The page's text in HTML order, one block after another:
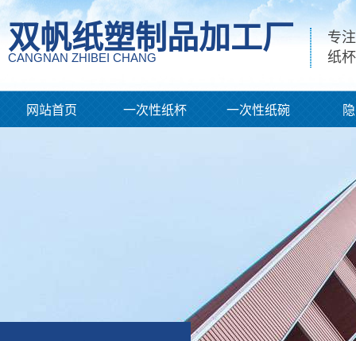
双帆纸塑制品加工厂
CANGNAN ZHIBEI CHANG
专
纸
网站首页 一次性纸杯 一次性纸碗